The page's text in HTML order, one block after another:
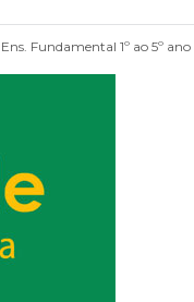
Ens. Fundamental 1º ao 5º ano